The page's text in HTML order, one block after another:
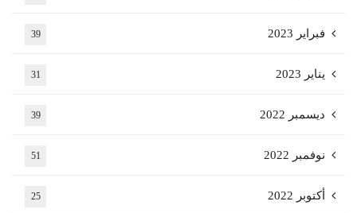
فبراير 2023 39
يناير 2023 31
ديسمبر 2022 39
نوفمبر 2022 51
أكتوبر 2022 25